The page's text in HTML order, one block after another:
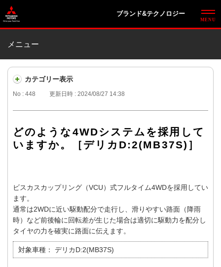
ブランド&テクノロジー
メニュー
カテゴリー表示
No : 448 更新日時 : 2024/08/27 14:38
どのような4WDシステムを採用して
いますか。［デリカD:2(MB37S)］
ビスカスカップリング（VCU）式フルタイム4WDを採用してい
ます。
通常は2WDに近い駆動配分で走行し、滑りやすい路面（降雨
時）など前後輪に回転差が生じた場合は適切に駆動力を配分し
タイヤの力を確実に路面に伝えます。
対象車種： デリカD:2(MB37S)